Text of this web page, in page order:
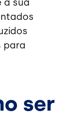
a sua
para
ser